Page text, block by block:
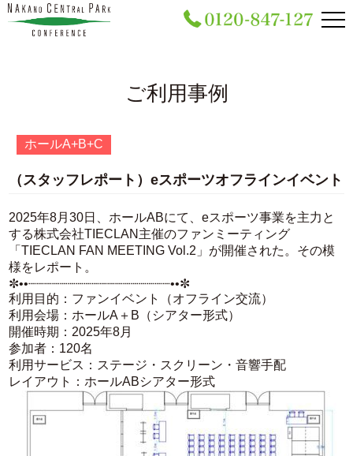
ご利⽤事例
ホールA+B+C
（スタッフレポート）eスポーツオフラインイベント
2025年8月30日、ホールABにて、eスポーツ事業を主力と
する株式会社TIECLAN主催のファンミーティング
「TIECLAN FAN MEETING Vol.2」が開催された。その模
様をレポート。
✼••┈┈┈┈┈┈┈┈┈┈┈┈┈┈┈┈┈┈••✼
利用目的：ファンイベント（オフライン交流）
利用会場：ホールA＋B（シアター形式）
開催時期：2025年8月
参加者：120名
利用サービス：ステージ・スクリーン・音響手配
レイアウト：ホールABシアター形式